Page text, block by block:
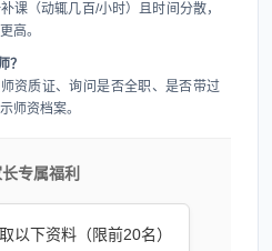
课（动辄几百/小时）且时间分散，
高。
？
资质证、询问是否全职、是否带过
师资档案。
专属福利
以下资料（限前20名）